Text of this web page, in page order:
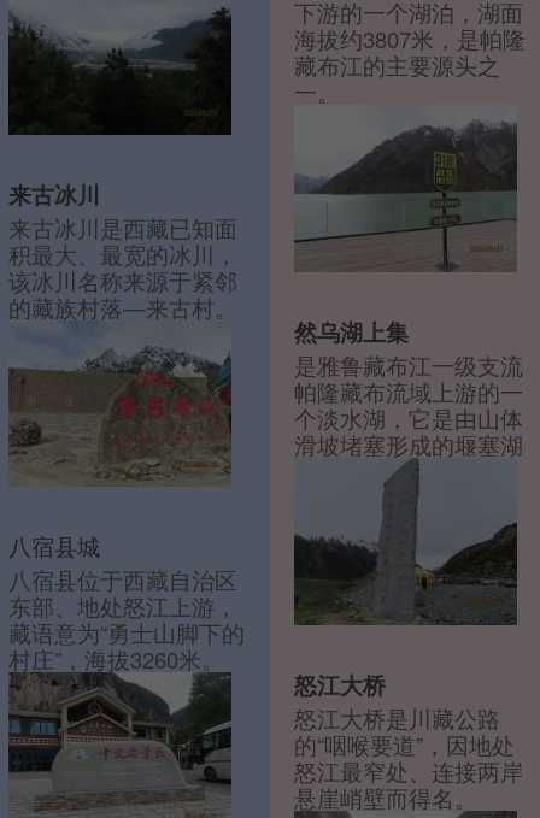
来古冰川
来古冰川是西藏已知面
积最大、最宽的冰川，
该冰川名称来源于紧邻
的藏族村落—来古村。
八宿县城
八宿县位于西藏自治区
东部、地处怒江上游，
藏语意为“勇士山脚下的
村庄”，海拔3260米。
下游的一个湖泊，湖面
海拔约3807米，是帕隆
藏布江的主要源头之
一。
然乌湖上集
是雅鲁藏布江一级支流
帕隆藏布流域上游的一
个淡水湖，它是由山体
滑坡堵塞形成的堰塞湖
怒江大桥
怒江大桥是川藏公路
的“咽喉要道”，因地处
怒江最窄处、连接两岸
悬崖峭壁而得名。